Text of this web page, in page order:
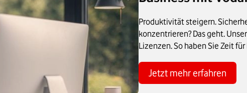
Produktivität steigern.
konzentrieren? Das geht.
Lizenzen. So haben Sie Zeit
Jetzt mehr erfahren